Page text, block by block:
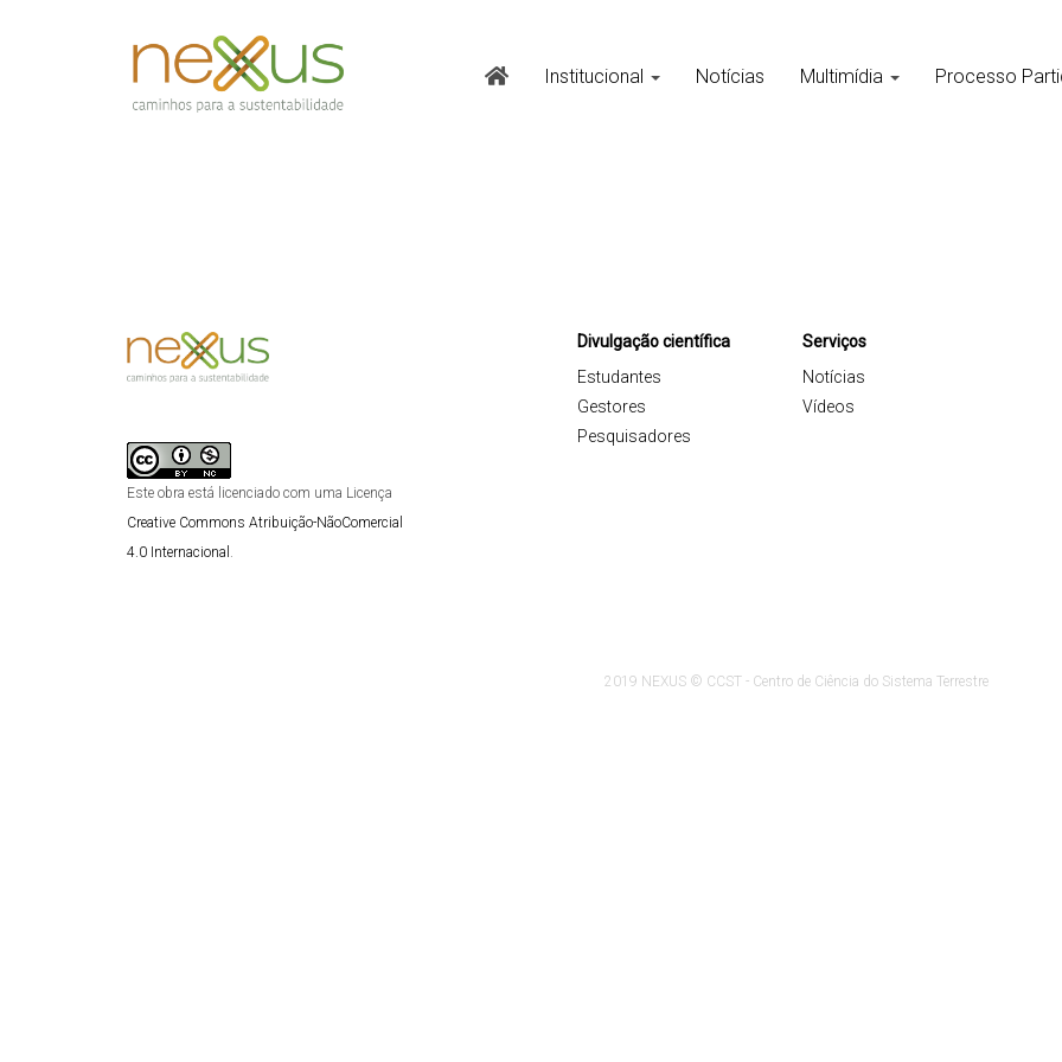
Institucional Notícias Multimídia Processo
Este obra está licenciado com uma Licença
Creative Commons Atribuição-NãoComercial
4.0 Internacional .
Divulgação científica
Estudantes
Gestores
Pesquisadores
Serviços
Notícias
Vídeos
2019 NEXUS © CCST - Centro de Ciência do Sistema Terrestre